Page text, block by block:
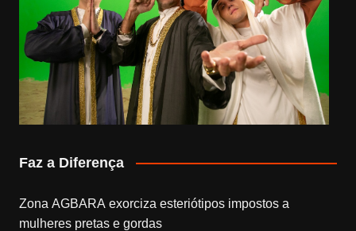
Faz a Diferença
Zona AGBARA exorciza esteriótipos impostos a
mulheres pretas e gordas